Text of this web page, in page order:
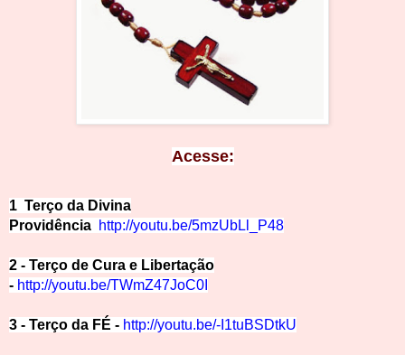
Acesse:
1 Terço da Divina
Providência http://youtu.be/5mzUbLl_P48
2 - Terço de Cura e Libertação
- http://youtu.be/TWmZ47JoC0I
3 - Terço da FÉ - http://youtu.be/-I1tuBSDtkU